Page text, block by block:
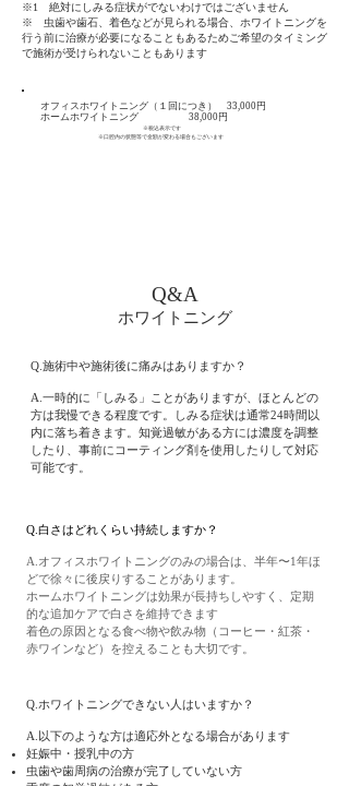
※1 絶対にしみる症状がでないわけではございません
※ 虫歯や歯石、着色などが見られる場合、ホワイトニングを
行う前に治療が必要になることもあるためご希望のタイミング
で施術が受けられないこともあります
オフィスホワイトニング（１回につき） 33,000円
ホームホワイトニング 38,000円​
※税込表示です
​ ※口腔内の状態等で金額が変わる場合もございます
Q&A
​ホワイトニング
Q.施術中や施術後に痛みはありますか？
A.一時的に「しみる」ことがありますが、ほとんどの
方は我慢できる程度です。しみる症状は通常24時間以
内に落ち着きます。知覚過敏がある方には濃度を調整
したり、事前にコーティング剤を使用したりして対応
可能です。
Q.白さはどれくらい持続しますか？
A.オフィスホワイトニングのみの場合は、半年〜1年ほ
どで徐々に後戻りすることがあります。
ホームホワイトニングは効果が長持ちしやすく、定期
的な追加ケアで白さを維持できます
着色の原因となる食べ物や飲み物（コーヒー・紅茶・
赤ワインなど）を控えることも大切です。
Q.ホワイトニングできない人はいますか？
A.以下のような方は適応外となる場合があります
妊娠中・授乳中の方
虫歯や歯周病の治療が完了していない方